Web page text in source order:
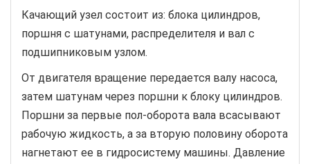
Качающий узел состоит из: блока цилиндров,
поршня с шатунами, распределителя и вал с
подшипниковым узлом.
От двигателя вращение передается валу насоса,
затем шатунам через поршни к блоку цилиндров.
Поршни за первые пол-оборота вала всасывают
рабочую жидкость, а за вторую половину оборота
нагнетают ее в гидросистему машины. Давление